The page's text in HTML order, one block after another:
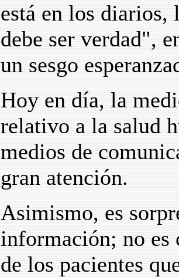
está en los
debe ser verdad",
un sesgo
Hoy en día, la
relativo a la salud
medios de
gran atención.
Asimismo, es
información; no es
de los pacientes